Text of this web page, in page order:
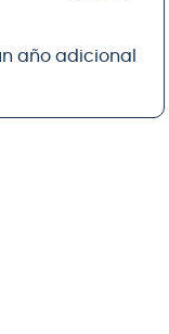
año adicional